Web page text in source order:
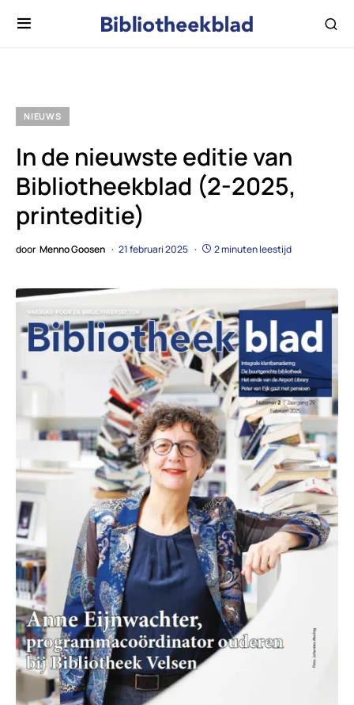
NIEUWS
In de nieuwste editie van
Bibliotheekblad (2-2025,
printeditie)
door Menno Goosen 21 februari 2025 2 minuten leestijd